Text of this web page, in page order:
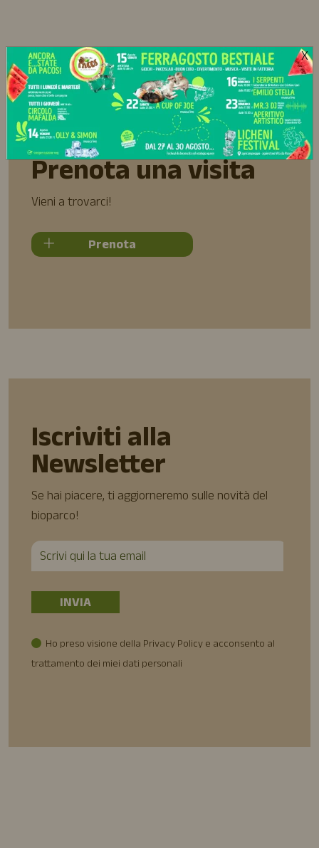
X
Prenota una visita
Vieni a trovarci!
Prenota
Iscriviti alla
Newsletter
Se hai piacere, ti aggiorneremo sulle novità del
bioparco!
Ho preso visione della Privacy Policy e acconsento al
trattamento dei miei dati personali